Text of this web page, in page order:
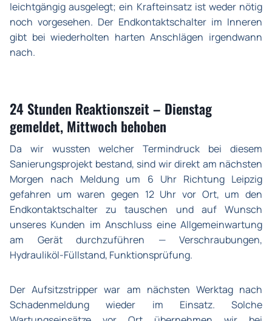
leichtgängig ausgelegt; ein Krafteinsatz ist weder nötig
noch vorgesehen. Der Endkontaktschalter im Inneren
gibt bei wiederholten harten Anschlägen irgendwann
nach.
24 Stunden Reaktionszeit – Dienstag
gemeldet, Mittwoch behoben
Da wir wussten welcher Termindruck bei diesem
Sanierungsprojekt bestand, sind wir direkt am nächsten
Morgen nach Meldung um 6 Uhr Richtung Leipzig
gefahren um waren gegen 12 Uhr vor Ort, um den
Endkontaktschalter zu tauschen und auf Wunsch
unseres Kunden im Anschluss eine Allgemeinwartung
am Gerät durchzuführen — Verschraubungen,
Hydrauliköl-Füllstand, Funktionsprüfung.
Der Aufsitzstripper war am nächsten Werktag nach
Schadenmeldung wieder im Einsatz. Solche